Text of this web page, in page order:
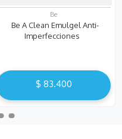
Be
Be A Clean Emulgel Anti-
Imperfecciones
$ 83.400